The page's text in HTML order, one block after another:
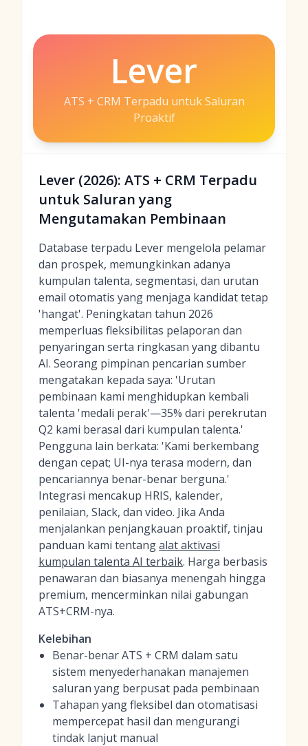
Lever
ATS + CRM Terpadu untuk Saluran
Proaktif
Lever (2026): ATS + CRM Terpadu
untuk Saluran yang
Mengutamakan Pembinaan
Database terpadu Lever mengelola pelamar
dan prospek, memungkinkan adanya
kumpulan talenta, segmentasi, dan urutan
email otomatis yang menjaga kandidat tetap
'hangat'. Peningkatan tahun 2026
memperluas fleksibilitas pelaporan dan
penyaringan serta ringkasan yang dibantu
AI. Seorang pimpinan pencarian sumber
mengatakan kepada saya: 'Urutan
pembinaan kami menghidupkan kembali
talenta 'medali perak'—35% dari perekrutan
Q2 kami berasal dari kumpulan talenta.'
Pengguna lain berkata: 'Kami berkembang
dengan cepat; UI-nya terasa modern, dan
pencariannya benar-benar berguna.'
Integrasi mencakup HRIS, kalender,
penilaian, Slack, dan video. Jika Anda
menjalankan penjangkauan proaktif, tinjau
panduan kami tentangalat aktivasi
kumpulan talenta AI terbaik. Harga berbasis
penawaran dan biasanya menengah hingga
premium, mencerminkan nilai gabungan
ATS+CRM-nya.
Kelebihan
Benar-benar ATS + CRM dalam satu
sistem menyederhanakan manajemen
saluran yang berpusat pada pembinaan
Tahapan yang fleksibel dan otomatisasi
mempercepat hasil dan mengurangi
tindak lanjut manual